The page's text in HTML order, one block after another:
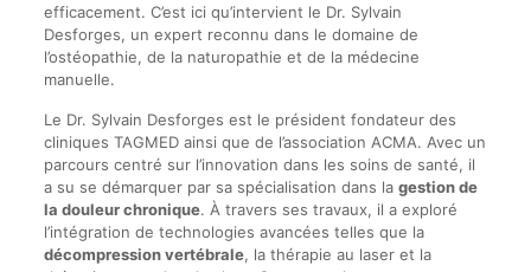
efficacement. C’est ici qu’intervient le Dr. Sylvain
Desforges, un expert reconnu dans le domaine de
l’ostéopathie, de la naturopathie et de la médecine
manuelle.
Le Dr. Sylvain Desforges est le président fondateur des
cliniques TAGMED ainsi que de l’association ACMA. Avec un
parcours centré sur l’innovation dans les soins de santé, il
a su se démarquer par sa spécialisation dans la gestion de
la douleur chronique. À travers ses travaux, il a exploré
l’intégration de technologies avancées telles que la
décompression vertébrale, la thérapie au laser et la